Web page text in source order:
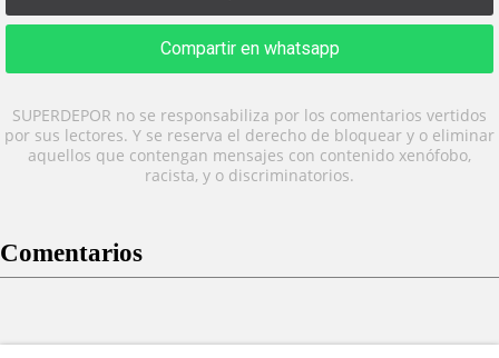
Compartir en whatsapp
SUPERDEPOR no se responsabiliza por los comentarios vertidos
por sus lectores. Y se reserva el derecho de bloquear y o eliminar
aquellos que contengan mensajes con contenido xenófobo,
racista, y o discriminatorios.
Comentarios